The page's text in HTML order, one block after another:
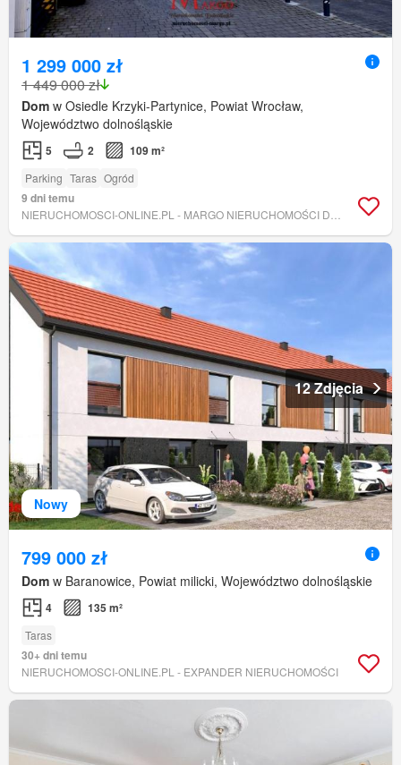
1 299 000 zł
1 449 000 zł
Dom w Osiedle Krzyki-Partynice, Powiat Wrocław,
Województwo dolnośląskie
5 2 109 m²
Parking Taras Ogród
9 dni temu
Nowy
12 Zdjęcia
799 000 zł
Dom w Baranowice, Powiat milicki, Województwo dolnośląskie
4 135 m²
Taras
30+ dni temu
NIERUCHOMOSCI-ONLINE.PL - EXPANDER NIERUCHOMOŚCI